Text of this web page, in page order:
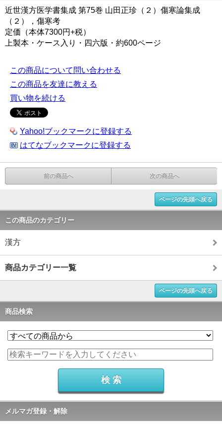
近世漢方医学書集成 第75巻 山田正珍（２）傷寒論集成
（２），傷寒考
定価（本体7300円+税）
上製本・ケース入り・四六版・約600ページ
この商品について問い合わせる
この商品を友達に教える
買い物を続ける
Yahoo!ブックマークに登録する
はてなブックマークに登録する
前の商品へ 次の商品へ
ページの先頭へ戻る
この商品のカテゴリー
漢方
商品カテゴリー一覧
ページの先頭へ戻る
商品検索
メルマガ登録・解除